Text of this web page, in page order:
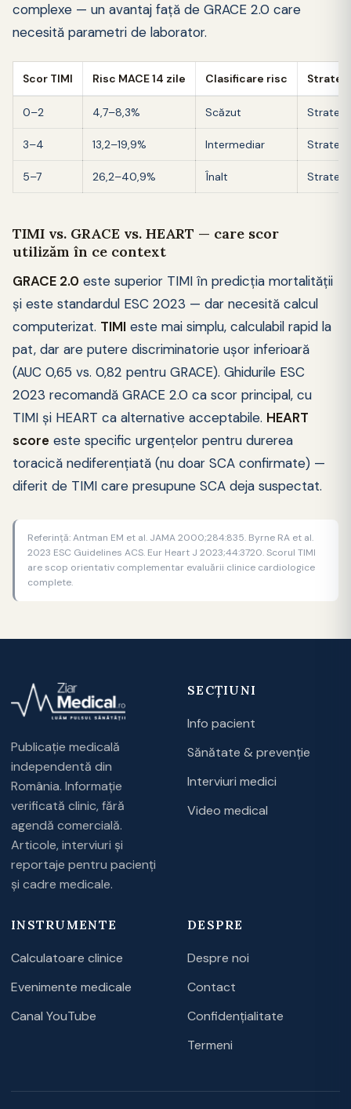
complexe — un avantaj față de GRACE 2.0 care
necesită parametri de laborator.
Scor TIMI Risc MACE 14 zile Clasificare risc
0–2 4,7–8,3% Scăzut
3–4 13,2–19,9% Intermediar
5–7 26,2–40,9% Înalt
TIMI vs. GRACE vs. HEART — care scor
utilizăm în ce context
GRACE 2.0 este superior TIMI în predicția mortalității
și este standardul ESC 2023 — dar necesită calcul
computerizat. TIMI este mai simplu, calculabil rapid la
pat, dar are putere discriminatorie ușor inferioară
(AUC 0,65 vs. 0,82 pentru GRACE). Ghidurile ESC
2023 recomandă GRACE 2.0 ca scor principal, cu
TIMI și HEART ca alternative acceptabile. HEART
score este specific urgențelor pentru durerea
toracică nediferențiată (nu doar SCA confirmate) —
diferit de TIMI care presupune SCA deja suspectat.
Referință: Antman EM et al. JAMA 2000;284:835. Byrne RA et al.
2023 ESC Guidelines ACS. Eur Heart J 2023;44:3720. Scorul TIMI
are scop orientativ complementar evaluării clinice cardiologice
complete.
Publicație medicală
independentă din
România. Informație
verificată clinic, fără
agendă comercială.
Articole, interviuri și
reportaje pentru pacienți
și cadre medicale.
SECȚIUNI
Info pacient
Sănătate & prevenție
Interviuri medici
Video medical
INSTRUMENTE
Calculatoare clinice
Evenimente medicale
Canal YouTube
DESPRE
Despre noi
Contact
Confidențialitate
Termeni